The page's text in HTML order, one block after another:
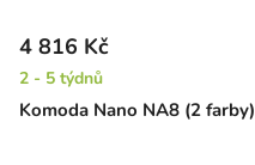
Komoda Nano NA8 (2 farby)
4 816 Kč
2 - 5 týdnů